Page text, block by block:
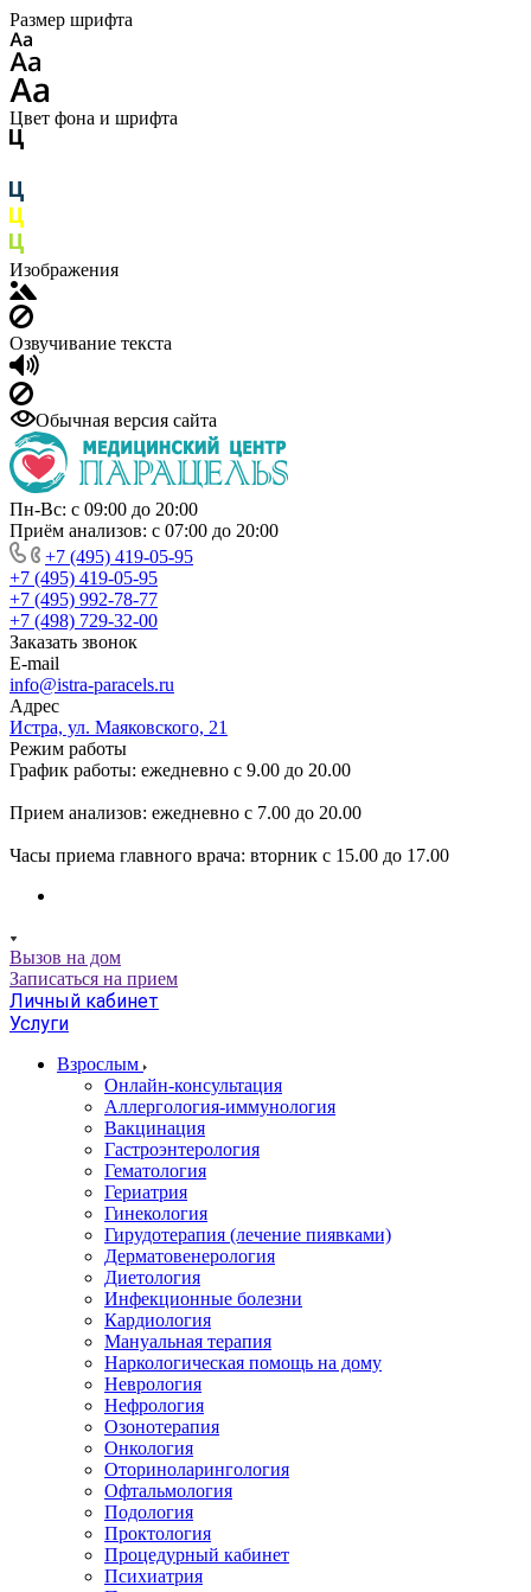
Размер шрифта
Цвет фона и шрифта
Изображения
Озвучивание текста
Обычная версия сайта
Пн-Вс: с 09:00 до 20:00
Приём анализов: с 07:00 до 20:00
+7 (495) 419-05-95
+7 (495) 419-05-95
+7 (495) 992-78-77
+7 (498) 729-32-00
Заказать звонок
E-mail
info@istra-paracels.ru
Адрес
Истра, ул. Маяковского, 21
Режим работы
График работы: ежедневно с 9.00 до 20.00
Прием анализов: ежедневно с 7.00 до 20.00
Часы приема главного врача: вторник с 15.00 до 17.00
Вызов на дом
Записаться на прием
Личный кабинет
Услуги
Взрослым
Онлайн-консультация
Аллергология-иммунология
Вакцинация
Гастроэнтерология
Гематология
Гериатрия
Гинекология
Гирудотерапия (лечение пиявками)
Дерматовенерология
Диетология
Инфекционные болезни
Кардиология
Мануальная терапия
Наркологическая помощь на дому
Неврология
Нефрология
Озонотерапия
Онкология
Оториноларингология
Офтальмология
Подология
Проктология
Процедурный кабинет
Психиатрия